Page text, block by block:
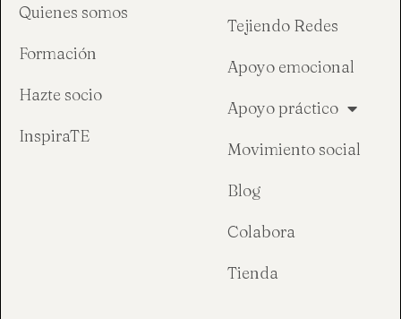
Quienes somos
Formación
Hazte socio
InspiraTE
Tejiendo Redes
Apoyo emocional
Apoyo práctico
Movimiento social
Blog
Colabora
Tienda